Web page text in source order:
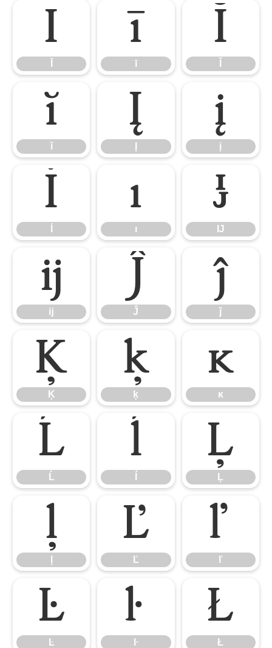
Ī ī
ī
Ĭ
ĭ
ĭ
Į į
į
İ ı
ı
Ĳ
Ĳ
ĳ
ĳ
Ĵ
Ĵ
ĵ
ĵ
Ķ
Ķ
ķ
ķ
ĸ
ĸ
Ĺ
Ĺ
ĺ Ļ
Ļ
ļ Ľ
Ľ
ľ
ľ
Ŀ
Ŀ
ŀ
ŀ
Ł
Ł